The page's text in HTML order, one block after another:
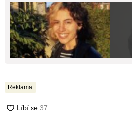
Reklama: